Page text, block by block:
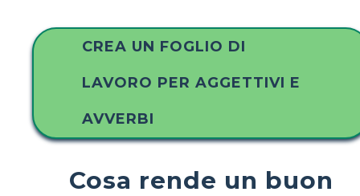
CREA UN FOGLIO DI
LAVORO PER AGGETTIVI E
AVVERBI
Cosa rende un buon